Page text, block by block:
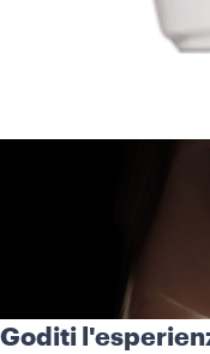
Goditi